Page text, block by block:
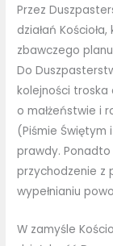
Przez
działań
zbawczego
Do
kolejności troska
o małżeństwie i
(Piśmie
prawdy.
przychodzenie z
wypełnianiu
W zamyśle